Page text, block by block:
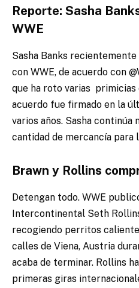
Reporte: Sasha
WWE
Sasha Banks
con WWE, de acuerdo con
que ha roto varias primicias
acuerdo fue firmado en la
varios años. Sasha continúa
cantidad de mercancía para
Brawn y Rollins
Detengan todo. WWE
Intercontinental Seth
recogiendo perritos
calles de Viena, Austria
acaba de terminar. Rollins
primeras giras